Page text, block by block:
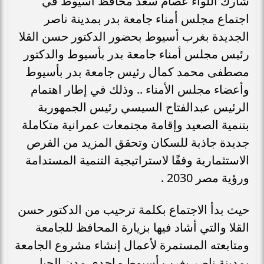
اجتماع مجلس أمناء جامعة بدر بمدينة ناصر
الجديدة بغرب أسيوط بحضور الدكتور حسن القلا
رئيس مجلس أمناء جامعة بدر بأسيوط والدكتور
مصطفى محمد كمال رئيس جامعة بدر بأسيوط
وأعضاء مجلس الأمناء .. وذلك في إطار اهتمام
الرئيس عبدالفتاح السيسي رئيس الجمهورية
بتنمية الصعيد وإقامة مجتمعات عمرانية متكاملة
جديدة جاذبة للسكان وتحقق المزيد من الفرص
الاستثمارية وفقًا لاستراتيجية التنمية المستدامة
ورؤية مصر 2030 .
حيث بدأ الاجتماع بكلمة ترحيب من الدكتور حسن
القلا والتي أشاد فيها بزيارة المحافظ للجامعة
ومتابعته المستمرة لأعمال إنشاء مشروع الجامعة